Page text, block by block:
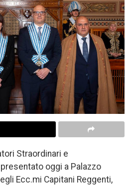
Straordinari e
oggi a Palazzo
Ecc.mi Capitani Reggenti,